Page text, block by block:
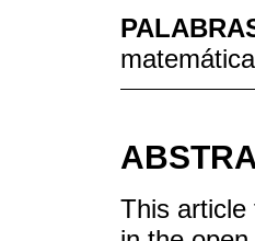
This article